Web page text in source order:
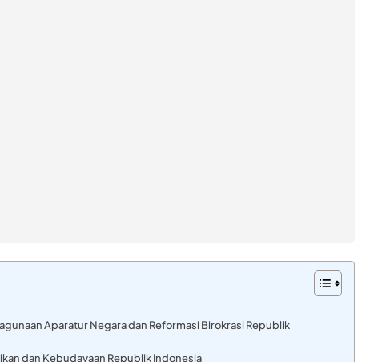
Aparatur Negara dan Reformasi Birokrasi Republik
dan Kebudayaan Republik Indonesia